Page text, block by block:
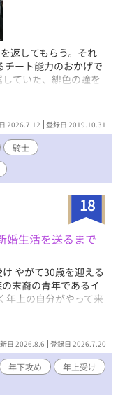
返してもらう。それ
チート能力のおかげで
ていた、緋色の瞳を
騎士団を退団し田舎
カイルははかつて恋人
少年時代孤児のカイ
別れた過去を持つカ
……。一方、氷のよ
のだった。 「お前が
の恋人に恋着する美
の攻防。 ※時系列的に
。
2026.7.12 登録日 2019.10.31
騎士
18
婚生活を送るまで
やがて30歳を迎える
末裔の青年であるイ
年上の自分がやって来
うせ実を結ばない縁
の反応は想像と違っ
裔 受け:エミール(29
をされて結婚した孤独
までのお話。 この作
す。
日 2026.8.6 登録日 2026.7.20
年下攻め
年上受け